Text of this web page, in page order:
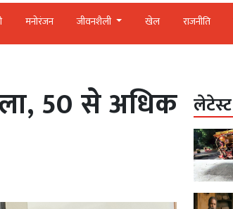
मनोरंजन जीवनशैली खेल राजनीति
50 से अधिक लेटेस्ट